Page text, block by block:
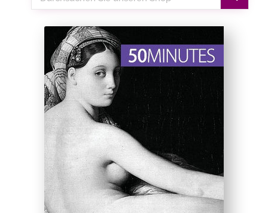
Sie